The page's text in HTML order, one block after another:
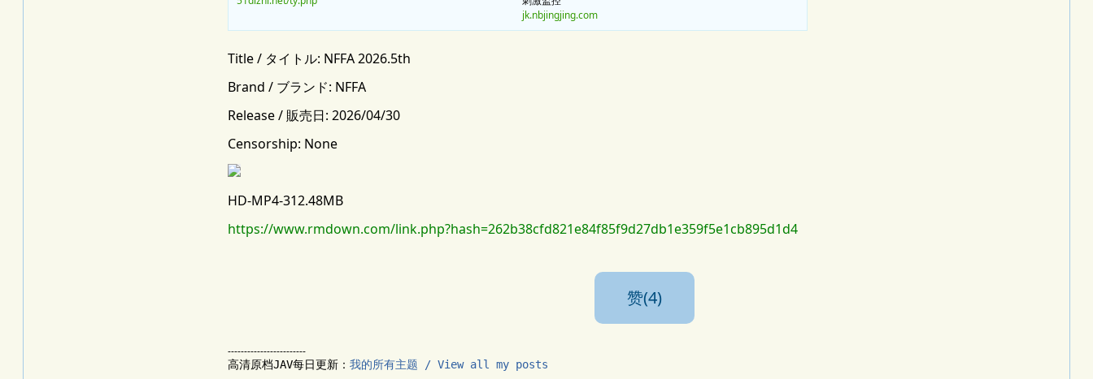
jk.nbjingjing.com
Title / タイトル: NFFA 2026.5th
Brand / ブランド: NFFA
Release / 販売日: 2026/04/30
Censorship: None
HD-MP4-312.48MB
https://www.rmdown.com/link.php?hash=262b38cfd821e84f85f9d27db1e359f5e1cb895d1d4
赞(4)
------------------------
高清原档JAV每日更新： 我的所有主题 / View all my posts